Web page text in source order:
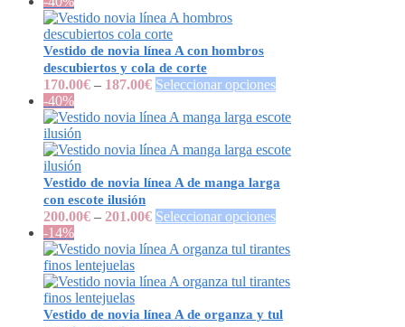
Vestido de novia línea A con hombros
descubiertos y cola de corte
170.00€ – 187.00€ Seleccionar opciones
-40%
Vestido de novia línea A de manga larga
con escote ilusión
200.00€ – 201.00€ Seleccionar opciones
-14%
Vestido de novia línea A de organza y tul